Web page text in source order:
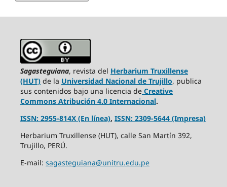
Sagasteguiana, revista del Herbarium Truxillense
(HUT)de la Universidad Nacional de Trujillo, publica
sus contenidos bajo una licencia deCreative
Commons Atribución 4.0 Internacional.
ISSN: 2955-814X (En línea), ISSN: 2309-5644 (Impresa)
Herbarium Truxillense (HUT), calle San Martín 392,
Trujillo, PERÚ.
E-mail: sagasteguiana@unitru.edu.pe